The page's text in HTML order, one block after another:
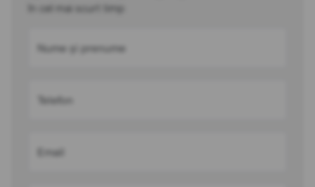
în cel mai scurt timp
Nume și prenume
Telefon
Email